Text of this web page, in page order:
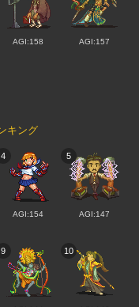
AGI:158 AGI:157
キング
4
AGI:154
5
AGI:147
9 10